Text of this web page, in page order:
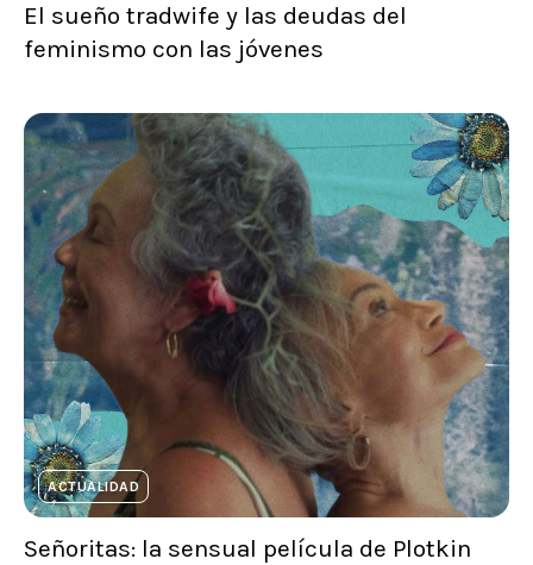
El sueño tradwife y las deudas del
feminismo con las jóvenes
ACTUALIDAD
Señoritas: la sensual película de Plotkin